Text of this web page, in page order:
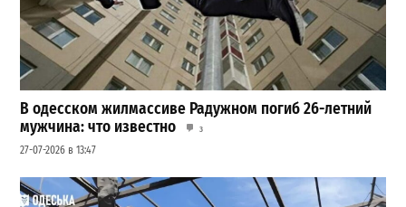
В одесском жилмассиве Радужном погиб 26-летний
мужчина: что известно
3
27-07-2026 в 13:47